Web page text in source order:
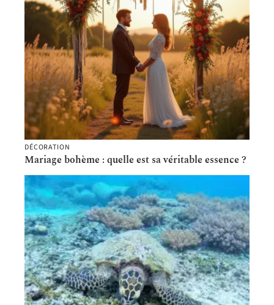
DÉCORATION
Mariage bohème : quelle est sa véritable essence ?